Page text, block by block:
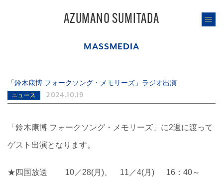
AZUMANO SUMITADA
MASSMEDIA
「鈴木康博 フォークソング・メモリーズ」ラジオ出演
ニュース 2024.10.19
「鈴木康博 フォークソング・メモリーズ」に2週に渡って
ゲスト出演となります。
★四国放送 10／28(月)、 11／4(月) 16：40～